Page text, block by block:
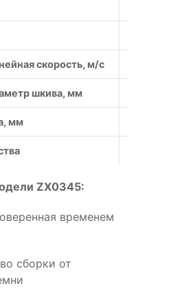
скорость, м/с
шкива, мм
мм
ZX0345:
временем
сборки от